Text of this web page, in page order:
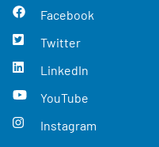
Facebook
Twitter
LinkedIn
YouTube
Instagram